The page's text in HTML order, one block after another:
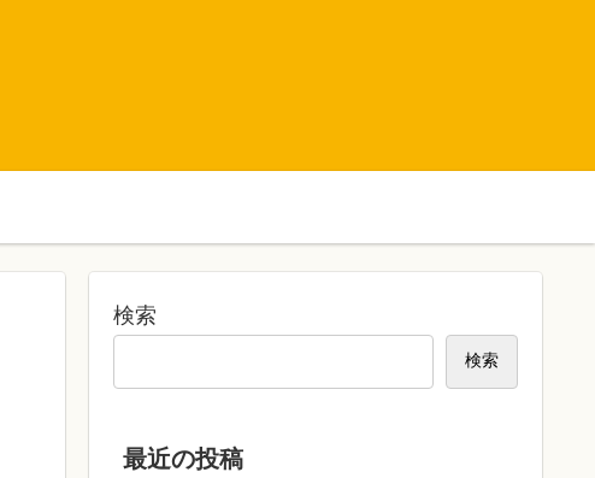
検索
検索
最近の投稿